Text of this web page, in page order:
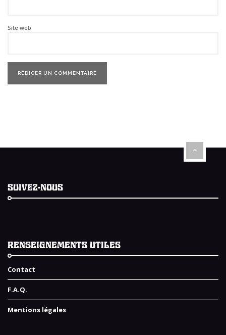
Site web
SUIVEZ-NOUS
RENSEIGNEMENTS UTILES
Contact
F.A.Q.
Mentions légales